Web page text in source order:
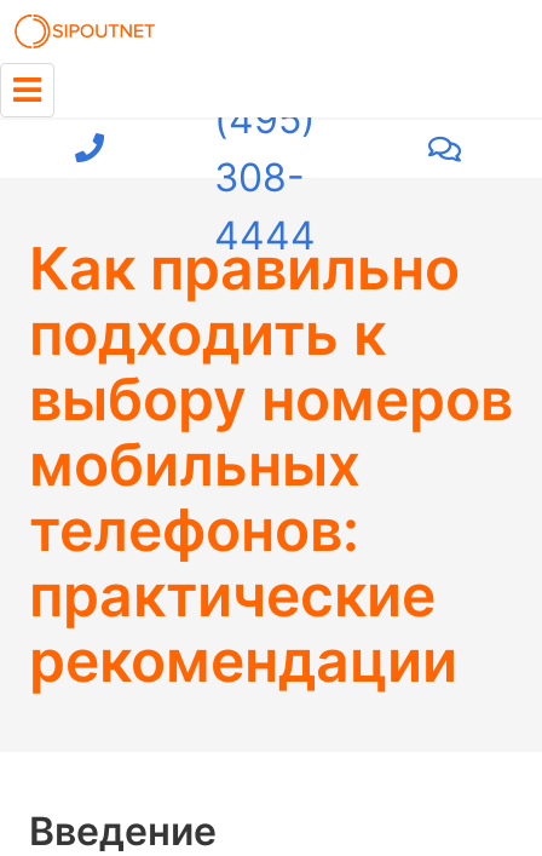
(495)
308-
4444
Как правильно
подходить к
выбору номеров
мобильных
телефонов:
практические
рекомендации
Введение